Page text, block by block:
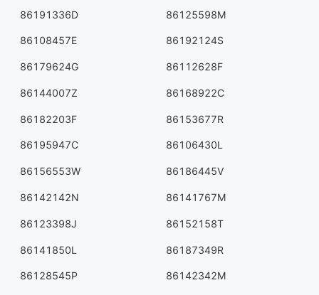
86191336D 86125598M
86108457E 86192124S
86179624G 86112628F
86144007Z 86168922C
86182203F 86153677R
86195947C 86106430L
86156553W 86186445V
86142142N 86141767M
86123398J 86152158T
86141850L 86187349R
86128545P 86142342M